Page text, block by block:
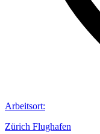
Arbeitsort:
Zürich Flughafen